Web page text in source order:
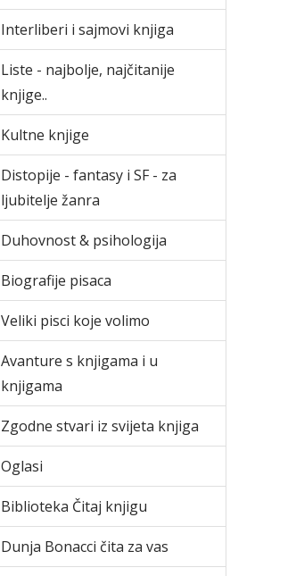
Interliberi i sajmovi knjiga
Liste - najbolje, najčitanije
knjige..
Kultne knjige
Distopije - fantasy i SF - za
ljubitelje žanra
Duhovnost & psihologija
Biografije pisaca
Veliki pisci koje volimo
Avanture s knjigama i u
knjigama
Zgodne stvari iz svijeta knjiga
Oglasi
Biblioteka Čitaj knjigu
Dunja Bonacci čita za vas